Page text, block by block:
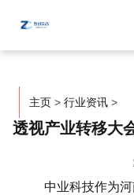
主页 > 行业资讯 >
透视产业转移大
中业科技作为河